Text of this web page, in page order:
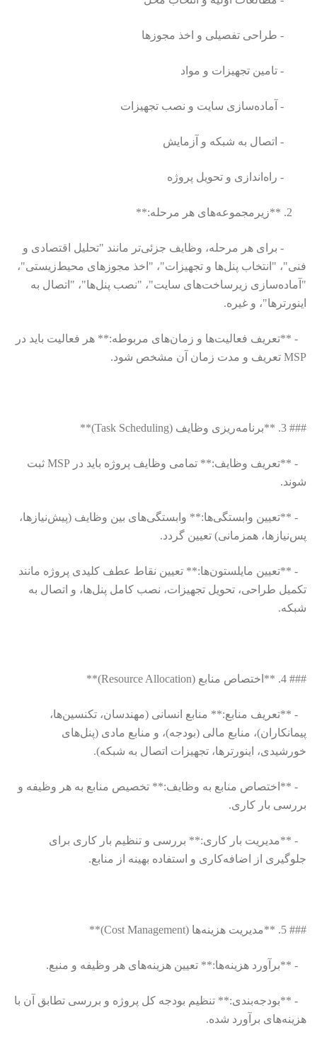
- طراحی تفصیلی و اخذ مجوزها
- تامین تجهیزات و مواد
- آماده‌سازی سایت و نصب تجهیزات
- اتصال به شبکه و آزمایش
- راه‌اندازی و تحویل پروژه
- برای هر مرحله، وظایف جزئی‌تر مانند "تحلیل اقتصادی و
فنی"، "انتخاب پنل‌ها و تجهیزات"، "اخذ مجوزهای محیط‌زیستی"،
"آماده‌سازی زیرساخت‌های سایت"، "نصب پنل‌ها"، "اتصال به
اینورترها"، و غیره.
- **تعریف فعالیت‌ها و زمان‌های مربوطه:** هر فعالیت باید در
MSP تعریف و مدت زمان آن مشخص شود.
### 3. **برنامه‌ریزی وظایف (Task Scheduling)**
- **تعریف وظایف:** تمامی وظایف پروژه باید در MSP ثبت
شوند.
- **تعیین وابستگی‌ها:** وابستگی‌های بین وظایف (پیش‌نیازها،
پس‌نیازها، همزمانی) تعیین گردد.
- **تعیین مایلستون‌ها:** تعیین نقاط عطف کلیدی پروژه مانند
تکمیل طراحی، تحویل تجهیزات، نصب کامل پنل‌ها، و اتصال به
شبکه.
### 4. **اختصاص منابع (Resource Allocation)**
- **تعریف منابع:** منابع انسانی (مهندسان، تکنسین‌ها،
پیمانکاران)، منابع مالی (بودجه)، و منابع مادی (پنل‌های
خورشیدی، اینورترها، تجهیزات اتصال به شبکه).
- **اختصاص منابع به وظایف:** تخصیص منابع به هر وظیفه و
بررسی بار کاری.
- **مدیریت بار کاری:** بررسی و تنظیم بار کاری برای
جلوگیری از اضافه‌کاری و استفاده بهینه از منابع.
### 5. **مدیریت هزینه‌ها (Cost Management)**
- **برآورد هزینه‌ها:** تعیین هزینه‌های هر وظیفه و منبع.
- **بودجه‌بندی:** تنظیم بودجه کل پروژه و بررسی تطابق آن با
هزینه‌های برآورد شده.